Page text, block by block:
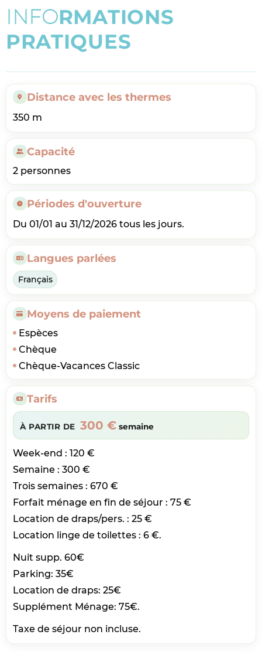
INFORMATIONS
PRATIQUES
Distance avec les thermes
350 m
Capacité
2 personnes
Périodes d'ouverture
Du 01/01 au 31/12/2026 tous les jours.
Langues parlées
Français
Moyens de paiement
Espèces
Chèque
Chèque-Vacances Classic
Tarifs
À PARTIR DE 300 € semaine
Week-end : 120 €
Semaine : 300 €
Trois semaines : 670 €
Forfait ménage en fin de séjour : 75 €
Location de draps/pers. : 25 €
Location linge de toilettes : 6 €.
Nuit supp. 60€
Parking: 35€
Location de draps: 25€
Supplément Ménage: 75€.
Taxe de séjour non incluse.